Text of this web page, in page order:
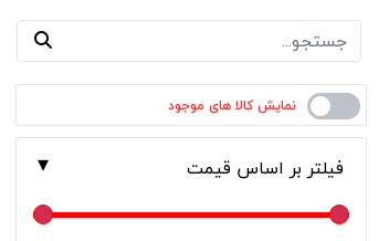
فیلتر بر اساس قیمت